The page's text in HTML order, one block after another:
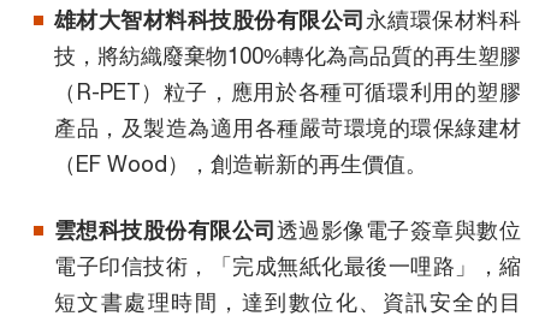
雄材大智材料科技股份有限公司永續環保材料科
技，將紡織廢棄物100%轉化為高品質的再生塑膠
（R-PET）粒子，應用於各種可循環利用的塑膠
產品，及製造為適用各種嚴苛環境的環保綠建材
（EF Wood），創造嶄新的再生價值。
雲想科技股份有限公司透過影像電子簽章與數位
電子印信技術，「完成無紙化最後一哩路」，縮
短文書處理時間，達到數位化、資訊安全的目